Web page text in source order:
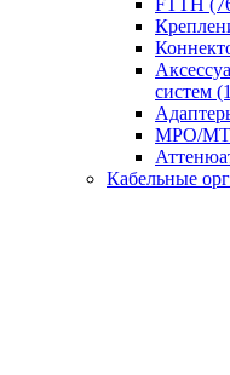
FTTH
систем
MPO/
Кабельные